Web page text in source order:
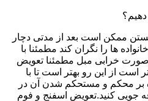
دهیم؟
ممکن است بعد از مدتی دچار
ها را نگران کند مطمئنا با
صورت خرابی مبل مطمئنا تعویض
است از این رو بهتر است تا با
بر محکم و مستحکم شدن آن در
جویی کنید.تعویض اسفنج و فوم